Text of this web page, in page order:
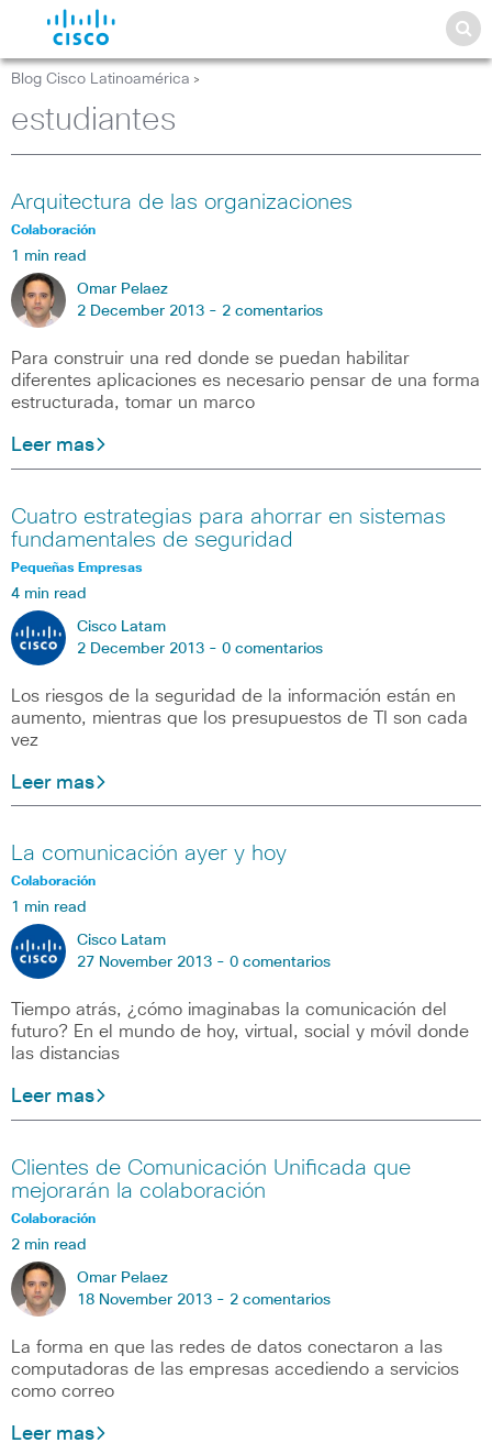
Blog Cisco Latinoamérica >
estudiantes
Arquitectura de las organizaciones
Colaboración
1 min read
Omar Pelaez
2 December 2013 - 2 comentarios
Para construir una red donde se puedan habilitar
diferentes aplicaciones es necesario pensar de una forma
estructurada, tomar un marco
Leer mas
Cuatro estrategias para ahorrar en sistemas
fundamentales de seguridad
Pequeñas Empresas
4 min read
Cisco Latam
2 December 2013 - 0 comentarios
Los riesgos de la seguridad de la información están en
aumento, mientras que los presupuestos de TI son cada
vez
Leer mas
La comunicación ayer y hoy
Colaboración
1 min read
Cisco Latam
27 November 2013 - 0 comentarios
Tiempo atrás, ¿cómo imaginabas la comunicación del
futuro? En el mundo de hoy, virtual, social y móvil donde
las distancias
Leer mas
Clientes de Comunicación Unificada que
mejorarán la colaboración
Colaboración
2 min read
Omar Pelaez
18 November 2013 - 2 comentarios
La forma en que las redes de datos conectaron a las
computadoras de las empresas accediendo a servicios
como correo
Leer mas